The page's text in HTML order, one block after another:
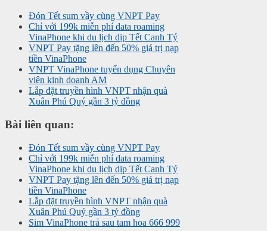
Đón Tết sum vầy cùng VNPT Pay
Chỉ với 199k miễn phí data roaming
VinaPhone khi du lịch dịp Tết Canh Tý
VNPT Pay tặng lên đến 50% giá trị nạp
tiền VinaPhone
VNPT VinaPhone tuyển dụng Chuyên
viên kinh doanh AM
Lắp đặt truyền hình VNPT nhận quà
Xuân Phú Quý gần 3 tỷ đồng
Bài liên quan:
Đón Tết sum vầy cùng VNPT Pay
Chỉ với 199k miễn phí data roaming
VinaPhone khi du lịch dịp Tết Canh Tý
VNPT Pay tặng lên đến 50% giá trị nạp
tiền VinaPhone
Lắp đặt truyền hình VNPT nhận quà
Xuân Phú Quý gần 3 tỷ đồng
Sim VinaPhone trả sau tam hoa 666 999